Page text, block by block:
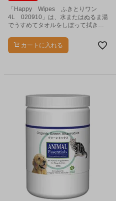
「Happy Wipes ふきとりワン
4L 020910」は、水またはぬるま湯
でうすめてタオルをしぼって拭き取
カートに入れる